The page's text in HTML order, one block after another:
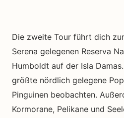
Die zweite Tour führt dich
Serena gelegenen Reserva
Humboldt auf der Isla
größte nördlich gelegene
Pinguinen beobachten.
Kormorane, Pelikane und